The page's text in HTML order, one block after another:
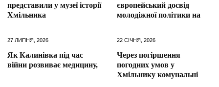
представили у музеї історії
Хмільника
європейський досвід
молодіжної політики на
27 ЛИПНЯ, 2026
Як Калинівка під час
війни розвиває медицину,
22 СІЧНЯ, 2026
Через погіршення
погодних умов у
Хмільнику комунальні